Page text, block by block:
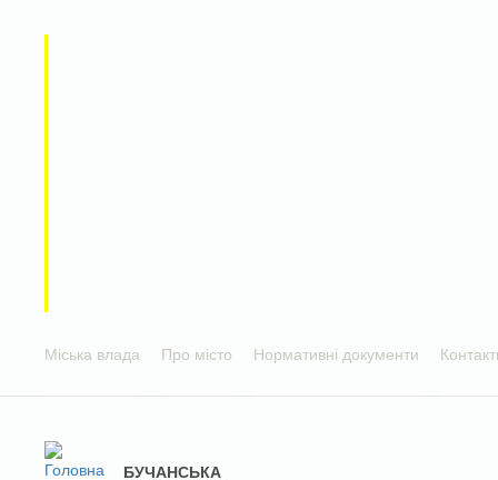
Міська влада Про місто Нормативні документи
БУЧАНСЬКА